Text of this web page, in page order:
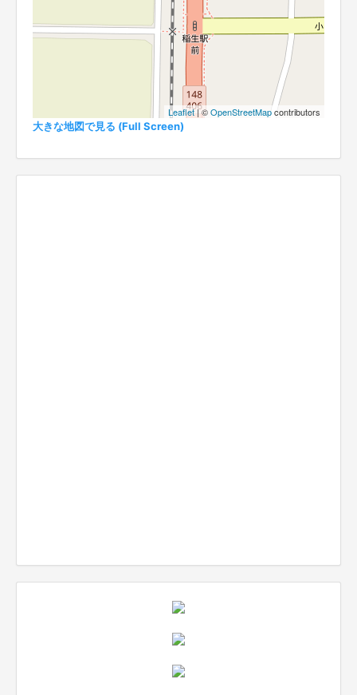
Leaflet| ©OpenStreetMapcontributors
大きな地図で見る (Full Screen)